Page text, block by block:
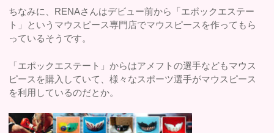
ちなみに、RENAさんはデビュー前から「エポックエステー
ト」というマウスピース専門店でマウスピースを作ってもら
っているそうです。
「エポックエステート」からはアメフトの選手などもマウス
ピースを購入していて、様々なスポーツ選手がマウスピース
を利用しているのだとか。